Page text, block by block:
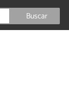
Buscar